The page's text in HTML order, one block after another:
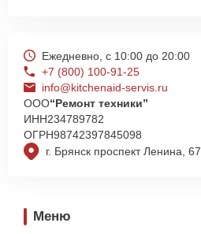
г. Брянск проспект Ленина, 67
Ежедневно, с 10:00 до 20:00
+7 (800) 100-91-25
info@kitchenaid-servis.ru
ООО“Ремонт техники”
ИНН234789782
ОГРН98742397845098
Меню